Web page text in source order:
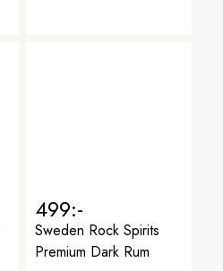
499:-
Sweden Rock Spirits
Premium Dark Rum